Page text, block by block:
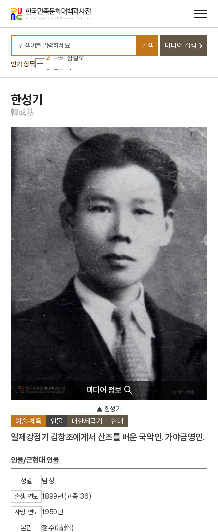
바로가기
바로가기
검색어를 입력하세요
검색 미디어 검색
인기 항목
10 십일면 관음보살상
1 금성대군
2
나의 침실로
4 백제문화제
세배
9
송만재
10 십일면 관음보살상
1
금성대군
나의 침실로
돌리네
4
백제문화제
5
사주단자
6
7
설빔
8
세배
9 송만재
십일면 관음보살상
한성기
韓成基
예술·체육 인물 대한제국기 현대
일제강점기 김창조에게서 산조를 배운 국악인. 가야금명인.
인물/근현대 인물
성별 남성
출생 연도 1899년(고종 36)
사망 연도 1950년
본관 청주(淸州)
미디어 정보
한성기